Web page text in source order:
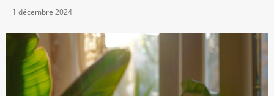
1 décembre 2024